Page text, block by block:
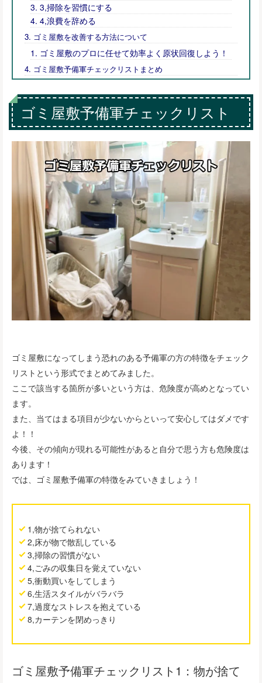
3,掃除を習慣にする
4,浪費を辞める
ゴミ屋敷を改善する方法について
ゴミ屋敷のプロに任せて効率よく原状回復しよう！
ゴミ屋敷予備軍チェックリストまとめ
ゴミ屋敷予備軍チェックリスト
ゴミ屋敷になってしまう恐れのある予備軍の方の特徴をチェック
リストという形式でまとめてみました。
ここで該当する箇所が多いという方は、危険度が高めとなってい
ます。
また、当てはまる項目が少ないからといって安心してはダメです
よ！！
今後、その傾向が現れる可能性があると自分で思う方も危険度は
あります！
では、ゴミ屋敷予備軍の特徴をみていきましょう！
1,物が捨てられない
2,床が物で散乱している
3,掃除の習慣がない
4,ごみの収集日を覚えていない
5,衝動買いをしてしまう
6,生活スタイルがバラバラ
7,過度なストレスを抱えている
8,カーテンを閉めっきり
ゴミ屋敷予備軍チェックリスト1：物が捨て